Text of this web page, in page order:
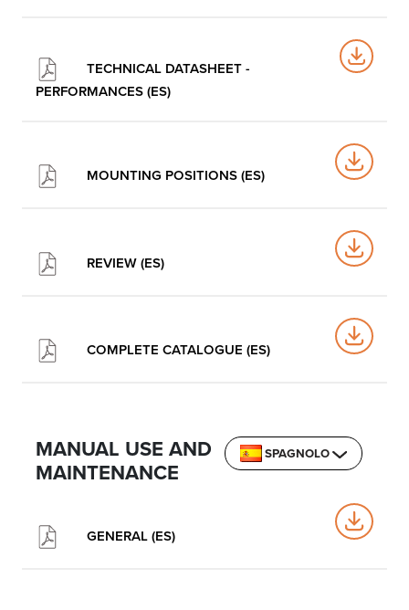
TECHNICAL DATASHEET -
PERFORMANCES (ES)
MOUNTING POSITIONS (ES)
REVIEW (ES)
COMPLETE CATALOGUE (ES)
MANUAL USE AND
MAINTENANCE
SPAGNOLO
GENERAL (ES)